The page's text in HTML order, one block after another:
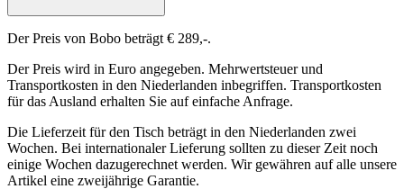
Der Preis von Bobo beträgt € 289,-.
Der Preis wird in Euro angegeben. Mehrwertsteuer und
Transportkosten in den Niederlanden inbegriffen. Transportkosten
für das Ausland erhalten Sie auf einfache Anfrage.
Die Lieferzeit für den Tisch beträgt in den Niederlanden zwei
Wochen. Bei internationaler Lieferung sollten zu dieser Zeit noch
einige Wochen dazugerechnet werden. Wir gewähren auf alle unsere
Artikel eine zweijährige Garantie.